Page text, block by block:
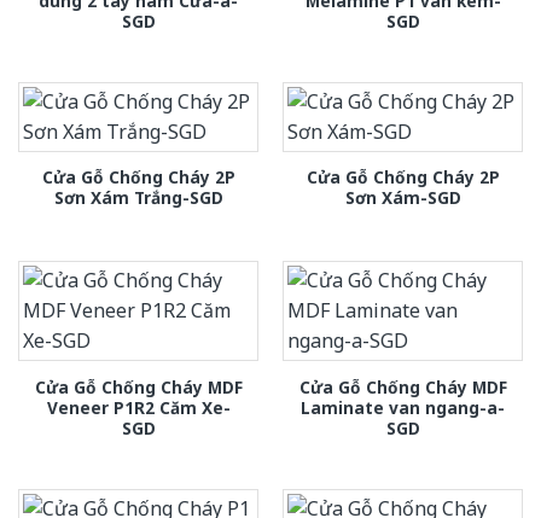
SGD
SGD
Cửa Gỗ Chống Cháy 2P
Sơn Xám Trắng-SGD
Cửa Gỗ Chống Cháy 2P
Sơn Xám-SGD
Cửa Gỗ Chống Cháy MDF
Veneer P1R2 Căm Xe-
SGD
Cửa Gỗ Chống Cháy MDF
Laminate van ngang-a-
SGD